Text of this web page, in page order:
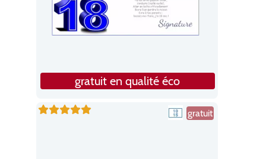
gratuit en qualité éco
gratuit